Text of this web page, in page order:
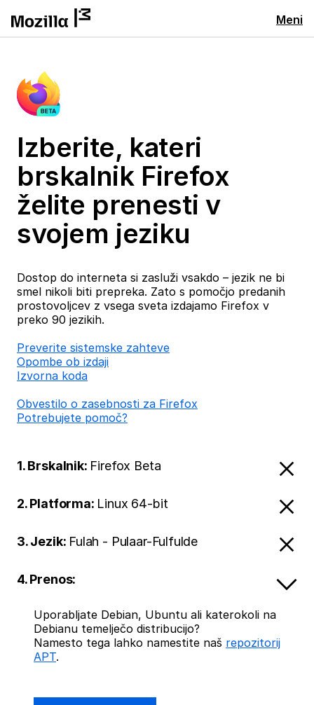
Meni
Izberite, kateri
brskalnik Firefox
želite prenesti v
svojem jeziku
Dostop do interneta si zasluži vsakdo – jezik ne bi
smel nikoli biti prepreka. Zato s pomočjo predanih
prostovoljcev z vsega sveta izdajamo Firefox v
preko 90 jezikih.
Preverite sistemske zahteve
Opombe ob izdaji
Izvorna koda
Obvestilo o zasebnosti za Firefox
Potrebujete pomoč?
1. Brskalnik: Firefox Beta
2. Platforma: Linux 64-bit
3. Jezik: Fulah - Pulaar-Fulfulde
4. Prenos:
Uporabljate Debian, Ubuntu ali katerokoli na
Debianu temelječo distribucijo?
Namesto tega lahko namestite naš repozitorij
APT.